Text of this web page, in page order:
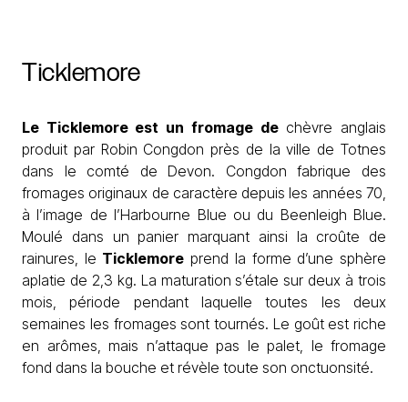
Ticklemore
Le Ticklemoreest un fromage dechèvre anglais
produit par Robin Congdon près de la ville de Totnes
dans le comté de Devon. Congdon fabrique des
fromages originaux de caractère depuis les années 70,
à l’image del’Harbourne Blue ou du Beenleigh Blue.
Moulé dans un panier marquant ainsi la croûte de
rainures, le Ticklemore prend la forme d’une sphère
aplatie de 2,3 kg. La maturation s’étale sur deux à trois
mois, période pendant laquelle toutes les deux
semaines les fromages sont tournés. Le goût est riche
en arômes, mais n’attaque pas le palet, le fromage
fond dans la bouche et révèle toute son onctuonsité.